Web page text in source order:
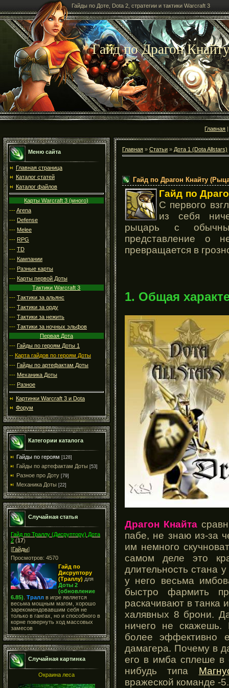
Гайды по Доте, Dota 2, стратегии и тактики Warcraft 3
Гайд по Драгон
Главная
Меню сайта
Главная страница
Каталог статей
Каталог файлов
Карты Warcraft 3 (много)
---Arena
--- Defense
--- Melee
--- RPG
--- TD
--- Кампании
--- Разные карты
--- Карты первой Доты
Тактики Warcraft 3
--- Тактики за альянс
--- Тактики за орду
--- Тактики за нежить
--- Тактики за ночных эльфов
Первая Дота
--- Гайды по героям Доты 1
-- Карта гайдов по героям Доты
--- Гайды по артефактам Доты
--- Механика Доты
--- Разное
Картинки Warcraft 3 и Dota
Форум
Категории каталога
Гайды по героям [128]
Гайды по артефактам Доты [53]
Разное про Доту [79]
Механика Доты [22]
Случайная статья
Гайд по Траллу (Дисруптору) Дота
2 (17)
[Гайды]
Просмотров: 4570
Гайд по
Дисруптору
(Траллу) для
Доты 2
(обновление
6.85) Тралл в игре является
весьма мощным магом, хорошо
зарекомендовавшим себя не
только в гангах, но и способного в
корне повернуть ход массовых
замесов
Случайная картинка
Окраина леса
Главная » Статьи » Дота 1 (Dota Allstars)
Гайд по Драгон Кнайту
Гайд по
С первого
из себя
рыцарь с
представление о
превращается в
1. Общая
Драгон Кнайта
пабе, не знаю из-за
им немного
самом деле это
длительность стана
у него весьма
быстро фармить
раскачивают в танка
халявных 8 брони.
ничего не
более эффективно
дамагера. Почему в
его в имба сплеше
нибудь типа
вражеской команде -5.